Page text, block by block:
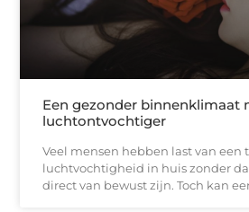
Een gezonder binnenklimaat
luchtontvochtiger
Veel mensen hebben last van een
luchtvochtigheid in huis zonder
direct van bewust zijn. Toch kan